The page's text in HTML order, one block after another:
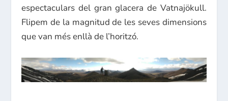
espectaculars del gran glacera de Vatnajökull.
Flipem de la magnitud de les seves dimensions
que van mésenllà de l’horitzó.